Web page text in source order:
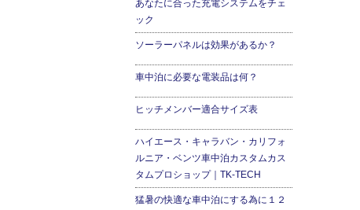
あなたに合った充電システムをチェ
ック
ソーラーパネルは効果があるか？
車中泊に必要な電装品は何？
ヒッチメンバー適合サイズ表
ハイエース・キャラバン・カリフォ
ルニア・ベンツ車中泊カスタムカス
タムプロショップ｜TK-TECH
猛暑の快適な車中泊にする為に１２